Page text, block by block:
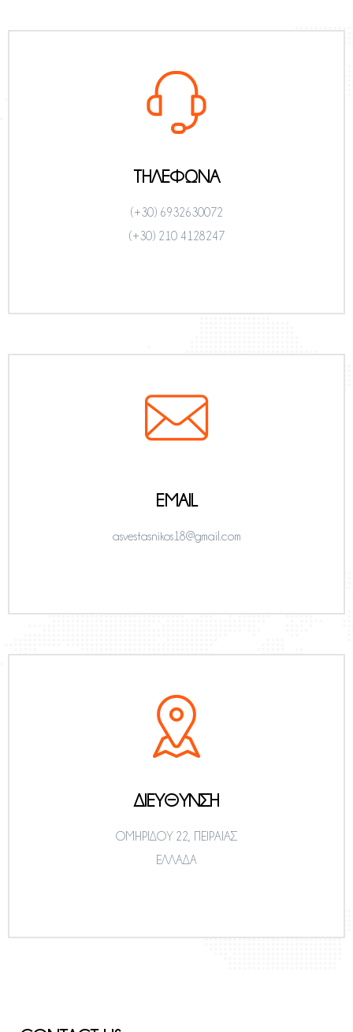
ΤΗΛΕΦΩΝΑ
(+30) 6932630072
(+30) 210 4128247
EMAIL
asvestasnikos18@gmail.com
ΔΙΕΥΘΥΝΣΗ
ΟΜΗΡΙΔΟΥ 22, ΠΕΙΡΑΙΑΣ
ΕΛΛΑΔΑ